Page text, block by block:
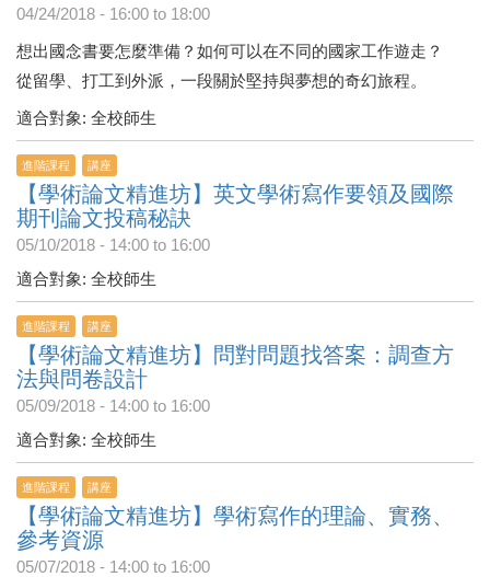
04/24/2018 - 16:00 to 18:00
想出國念書要怎麼準備？如何可以在不同的國家工作遊走？
從留學、打工到外派，一段關於堅持與夢想的奇幻旅程。
適合對象: 全校師生
進階課程 講座
【學術論文精進坊】英文學術寫作要領及國際
期刊論文投稿秘訣
05/10/2018 - 14:00 to 16:00
適合對象: 全校師生
進階課程 講座
【學術論文精進坊】問對問題找答案：調查方
法與問卷設計
05/09/2018 - 14:00 to 16:00
適合對象: 全校師生
進階課程 講座
【學術論文精進坊】學術寫作的理論、實務、
參考資源
05/07/2018 - 14:00 to 16:00